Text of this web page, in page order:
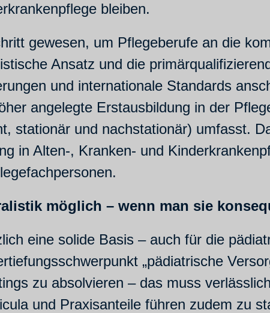
bleiben.
gewesen, um Pflegeberufe an die
Ansatz und die
und internationale Standards
angelegte Erstausbildung in der
stationär und nachstationär) umfasst.
in Alten-, Kranken- und
möglich – wenn man sie
eine solide Basis – auch für die
„pädiatrische
zu absolvieren – das muss
und Praxisanteile führen zudem zu